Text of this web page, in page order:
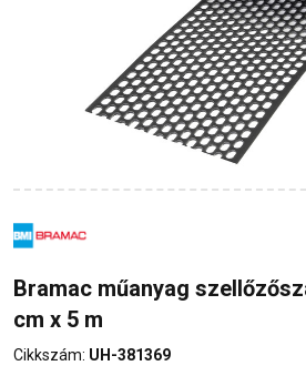
Bramac műanyag
cm x 5 m
Cikkszám: UH-381369